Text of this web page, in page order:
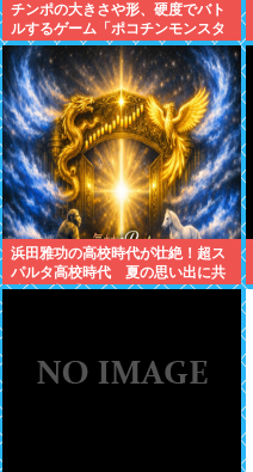
チンポの大きさや形、硬度でバト
ルするゲーム「ポコチンモンスタ
ー」を作ろうと思う
浜田雅功の高校時代が壮絶！超ス
パルタ高校時代 夏の思い出に共
演者衝撃「ええ？」